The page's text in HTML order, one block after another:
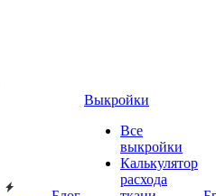
Выкройки
Все
выкройки
Калькулятор
расхода